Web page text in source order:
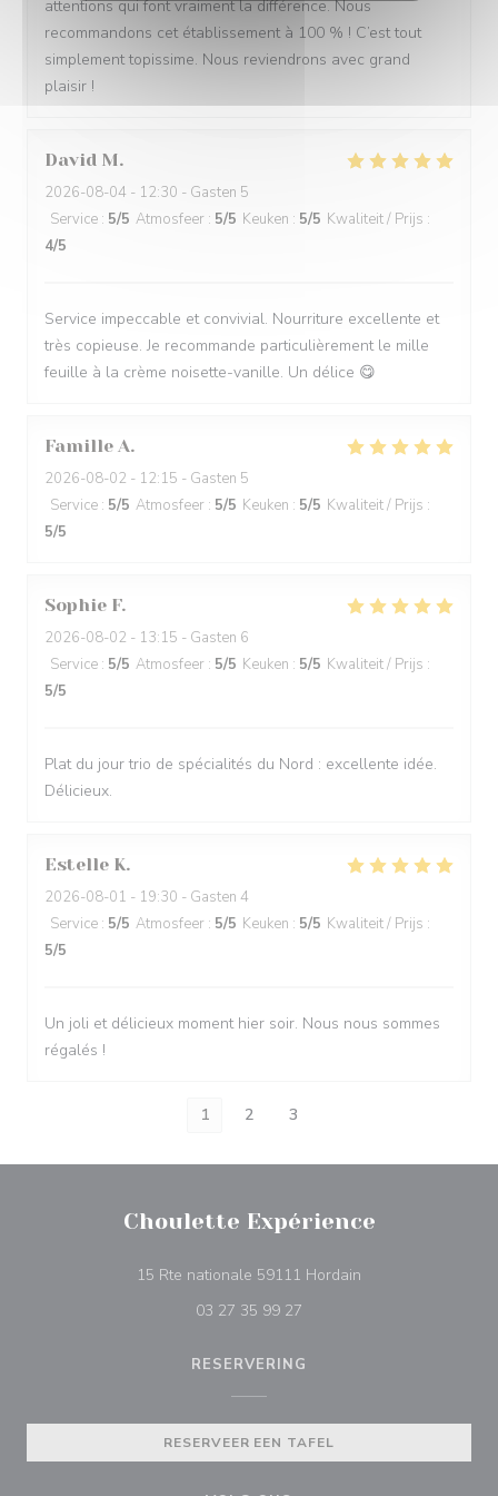
attentions qui font vraiment la différence. Nous
recommandons cet établissement à 100 % ! C’est tout
simplement topissime. Nous reviendrons avec grand
plaisir !
David M
2026-08-04 - 12:30 - Gasten 5
Service : 5/5 Atmosfeer : 5/5 Keuken : 5/5 Kwaliteit / Prijs :
4/5
Service impeccable et convivial. Nourriture excellente et
très copieuse. Je recommande particulièrement le mille
feuille à la crème noisette-vanille. Un délice 😋
Famille A
2026-08-02 - 12:15 - Gasten 5
Service : 5/5 Atmosfeer : 5/5 Keuken : 5/5 Kwaliteit / Prijs :
5/5
Sophie F
2026-08-02 - 13:15 - Gasten 6
Service : 5/5 Atmosfeer : 5/5 Keuken : 5/5 Kwaliteit / Prijs :
5/5
Plat du jour trio de spécialités du Nord : excellente idée.
Délicieux.
Estelle K
2026-08-01 - 19:30 - Gasten 4
Service : 5/5 Atmosfeer : 5/5 Keuken : 5/5 Kwaliteit / Prijs :
5/5
Un joli et délicieux moment hier soir. Nous nous sommes
régalés !
1 2 3
Choulette Expérience
15 Rte nationale 59111 Hordain
03 27 35 99 27
RESERVERING
RESERVEER EEN TAFEL